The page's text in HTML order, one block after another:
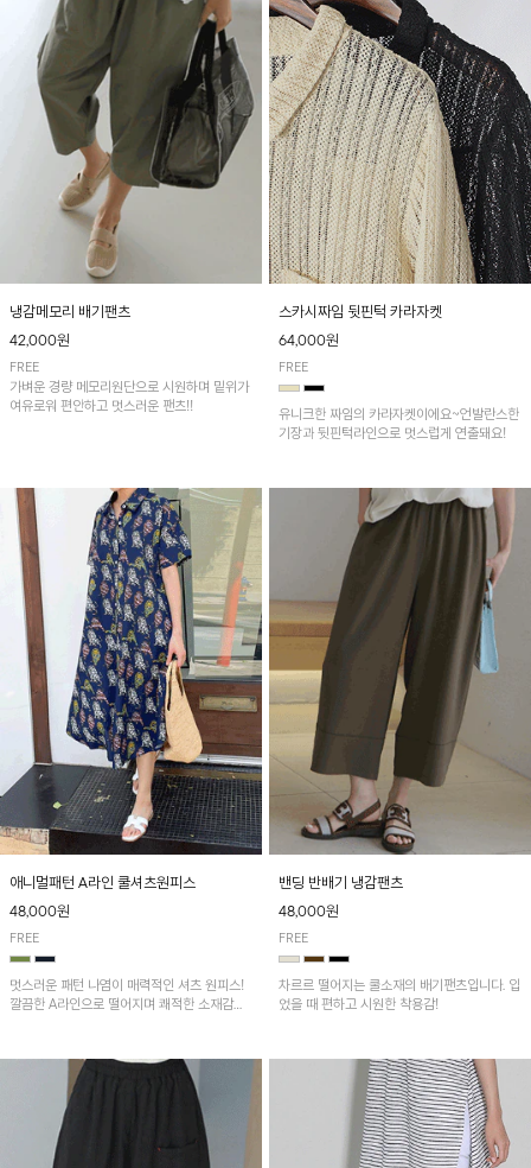
냉감메모리 배기팬츠
42,000원
FREE
가벼운 경량 메모리원단으로 시원하며 밑위가
여유로워 편안하고 멋스러운 팬츠!!
스카시짜임 뒷핀턱 카라자켓
64,000원
FREE
유니크한 짜임의 카라자켓이에요~언발란스한
기장과 뒷핀턱라인으로 멋스럽게 연출돼요!
애니멀패턴 A라인 쿨셔츠원피스
48,000원
FREE
멋스러운 패턴 나염이 매력적인 셔츠 원피스!
깔끔한 A라인으로 떨어지며 쾌적한 소재감으
밴딩 반배기 냉감팬츠
48,000원
FREE
차르르 떨어지는 쿨소재의 배기팬츠입니다. 입
었을 때 편하고 시원한 착용감!